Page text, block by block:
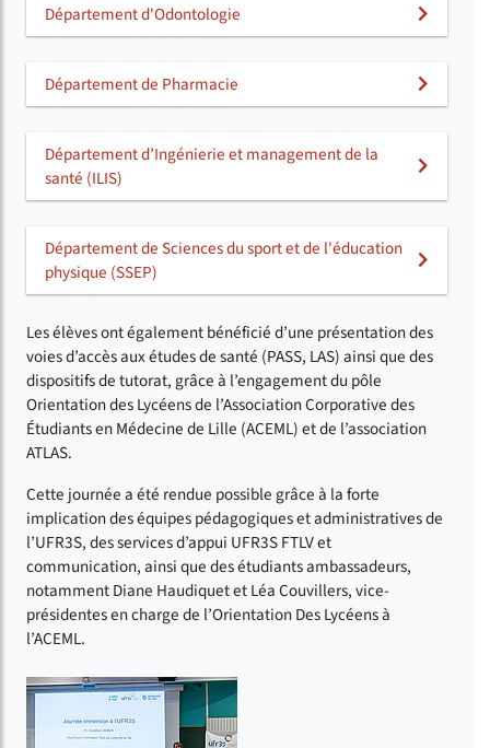
Département d'Odontologie
Département de Pharmacie
Département d’Ingénierie et management de la
santé (ILIS)
Département de Sciences du sport et de l'éducation
physique (SSEP)
Les élèves ont également bénéficié d’une présentation des
voies d’accès aux études de santé (PASS, LAS) ainsi que des
dispositifs de tutorat, grâce à l’engagement du pôle
Orientation des Lycéens de l’Association Corporative des
Étudiants en Médecine de Lille (ACEML) et de l’association
ATLAS.
Cette journée a été rendue possible grâce à la forte
implication des équipes pédagogiques et administratives de
l’UFR3S, des services d’appui UFR3S FTLV et
communication, ainsi que des étudiants ambassadeurs,
notamment Diane Haudiquet et Léa Couvillers, vice-
présidentes en charge de l’Orientation Des Lycéens à
l’ACEML.